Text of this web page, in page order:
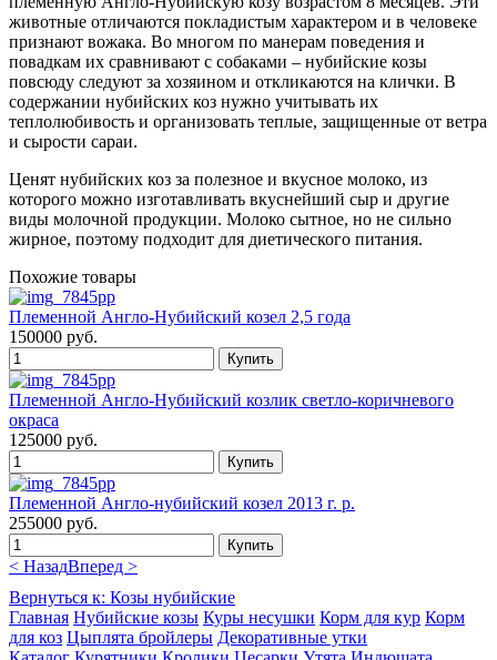
животные отличаются покладистым характером и в человеке
признают вожака. Во многом по манерам поведения и
повадкам их сравнивают с собаками – нубийские козы
повсюду следуют за хозяином и откликаются на клички. В
содержании нубийских коз нужно учитывать их
теплолюбивость и организовать теплые, защищенные от ветра
и сырости сараи.
Ценят нубийских коз за полезное и вкусное молоко, из
которого можно изготавливать вкуснейший сыр и другие
виды молочной продукции. Молоко сытное, но не сильно
жирное, поэтому подходит для диетического питания.
Похожие товары
Племенной Англо-Нубийский козел 2,5 года
150000 руб.
Племенной Англо-Нубийский козлик светло-коричневого
окраса
125000 руб.
Племенной Англо-нубийский козел 2013 г. р.
255000 руб.
< НазадВперед >
Вернуться к: Козы нубийские
Главная Нубийские козы Куры несушки Корм для кур Корм
для коз Цыплята бройлеры Декоративные утки